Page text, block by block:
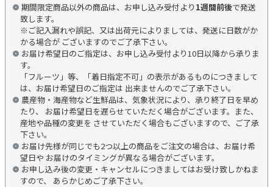
期間限定商品以外の商品は、お申し込み受付より 1週間前後で発送
致します。
※ご記入漏れや誤記、又は出荷元によりましては、発送に日数がか
かる場合が ございますのでご了承下さい。
お届け希望日のご指定は、お申し込み受付より10日以降から承りま
す。
「フルーツ」等、「着日指定不可」の表示があるものにつきまして
は、お届け希望日のご指定は 出来ませんのでご了承下さい。
農産物・海産物など生鮮品は、気象状況により、承り終了日を早め
たり、 お届け希望日を遅らせていただく場合がございます。また、
産地や品種の変更を させていただく場合もございますので、ご了承
下さい。
お届け先様が同じでも2つ以上の商品をご注文の場合は、お届け希
望日や お届けのタイミングが異なる場合がございます。
お申し込み後の変更・キャンセルにつきましてはお受け致しかねま
すので、 あらかじめご了承下さい。